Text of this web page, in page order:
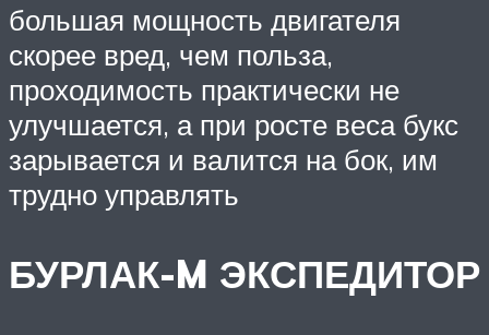
большая мощность двигателя
скорее вред, чем польза,
проходимость практически не
улучшается, а при росте веса букс
зарывается и валится на бок, им
трудно управлять
БУРЛАК-M ЭКСПЕДИТОР